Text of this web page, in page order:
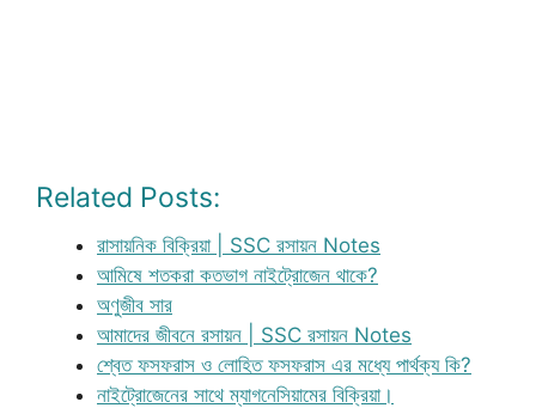
Related Posts:
রাসায়নিক বিক্রিয়া | SSC রসায়ন Notes
আমিষে শতকরা কতভাগ নাইট্রোজেন থাকে?
অণুজীব সার
আমাদের জীবনে রসায়ন | SSC রসায়ন Notes
শ্বেত ফসফরাস ও লোহিত ফসফরাস এর মধ্যে পার্থক্য কি?
নাইট্রোজেনের সাথে ম্যাগনেসিয়ামের বিক্রিয়া।